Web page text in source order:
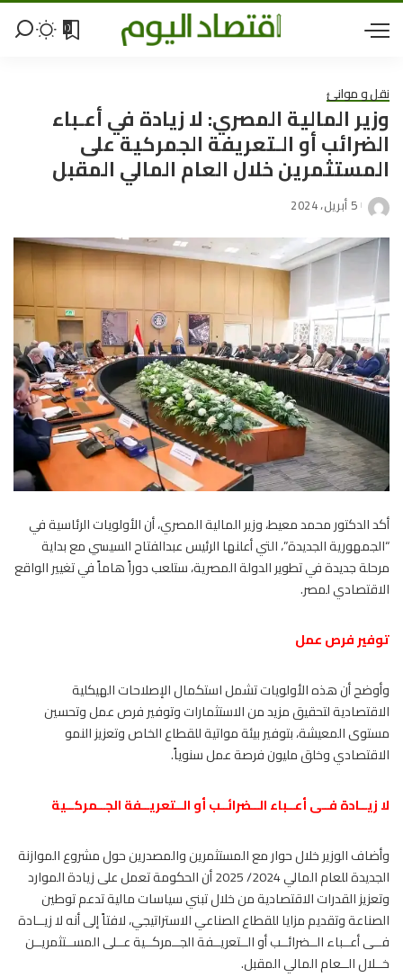
0
نقل و موانئ
وزير المالية المصري: لا زيادة في أعـباء
الضرائب أو الـتعريفة الجمركية على
المستثمرين خلال العام المالي المقبل
5 أبريل، 2024
أكد الدكتور محمد معيط، وزير المالية المصري، أن الأولويات الرئاسية في
“الجمهورية الجديدة”، التي أعلنها الرئيس عبدالفتاح السيسي مع بداية
مرحلة جديدة في تطوير الدولة المصرية، ستلعب دوراً هاماً في تغيير الواقع
الاقتصادي لمصر.
توفير فرص عمل
وأوضح أن هذه الأولويات تشمل استكمال الإصلاحات الهيكلية
الاقتصادية لتحقيق مزيد من الاستثمارات وتوفير فرص عمل وتحسين
مستوى المعيشة، بتوفير بيئة مواتية للقطاع الخاص وتعزيز النمو
الاقتصادي وخلق مليون فرصة عمل سنوياً.
لا زيــادة فــى أعــباء الــضرائــب أو الــتعريــفة الجــمركــية
وأضاف الوزير خلال حوار مع المستثمرين والمصدرين حول مشروع الموازنة
الجديدة للعام المالي 2024/ 2025 أن الحكومة تعمل على زيادة الموارد
وتعزيز القدرات الاقتصادية من خلال تبني سياسات مالية تدعم توطين
الصناعة وتقديم مزايا للقطاع الصناعي الاستراتيجي، لافتاً إلى أنه لا زيــادة
فــى أعــباء الــضرائــب أو الــتعريــفة الجــمركــية عــلى المســتثمريــن
خــلال الــعام المالي المقبل.